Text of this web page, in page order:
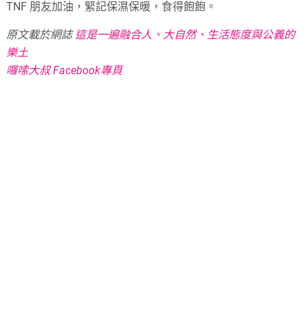
TNF 朋友加油，緊記保濕保暖，食得飽飽。
原文載於網誌這是一遍融合人、大自然、生活態度與公義的
樂土
囉嗦大叔 Facebook專頁